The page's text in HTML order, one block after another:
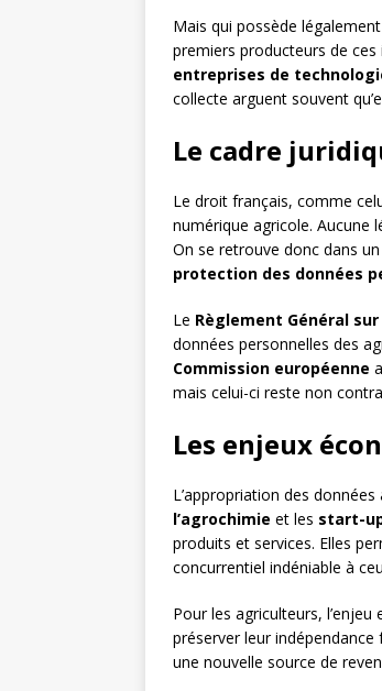
Mais qui possède
premiers producteurs de
entreprises de
collecte arguent souvent
Le cadre
Le droit français, comme
numérique agricole. Aucune
On se retrouve donc dans
protection des données
Le Règlement Général
données personnelles des
Commission européenne
mais celui-ci reste non
Les enjeux
L’appropriation des
l’agrochimie et les start-
produits et services. Elles
concurrentiel indéniable à
Pour les agriculteurs,
préserver leur
une nouvelle source de